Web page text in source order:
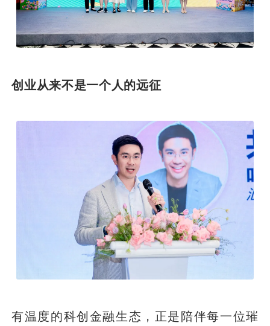
创业从来不是一个人的远征
有温度的科创金融生态，正是陪伴每一位璀